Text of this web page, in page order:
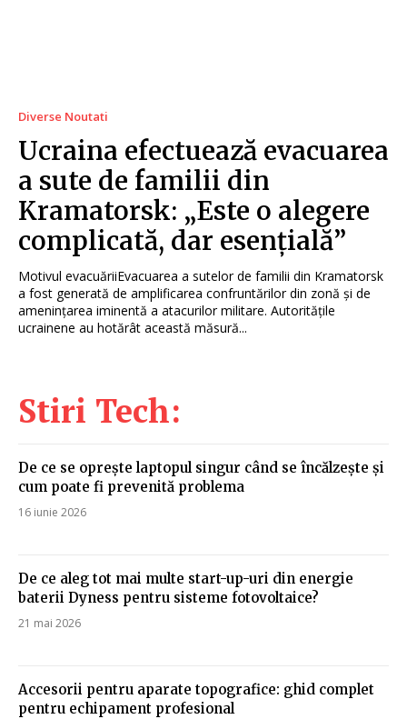
Diverse Noutati
Ucraina efectuează evacuarea
a sute de familii din
Kramatorsk: „Este o alegere
complicată, dar esențială”
Motivul evacuăriiEvacuarea a sutelor de familii din Kramatorsk
a fost generată de amplificarea confruntărilor din zonă și de
amenințarea iminentă a atacurilor militare. Autoritățile
ucrainene au hotărât această măsură...
Stiri Tech:
De ce se oprește laptopul singur când se încălzește și
cum poate fi prevenită problema
16 iunie 2026
De ce aleg tot mai multe start-up-uri din energie
baterii Dyness pentru sisteme fotovoltaice?
21 mai 2026
Accesorii pentru aparate topografice: ghid complet
pentru echipament profesional